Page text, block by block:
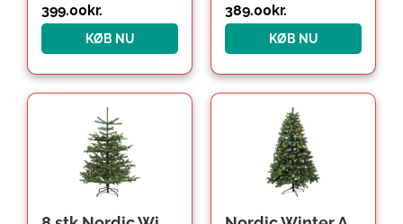
399.00kr.
KØB NU
389.00kr.
KØB NU